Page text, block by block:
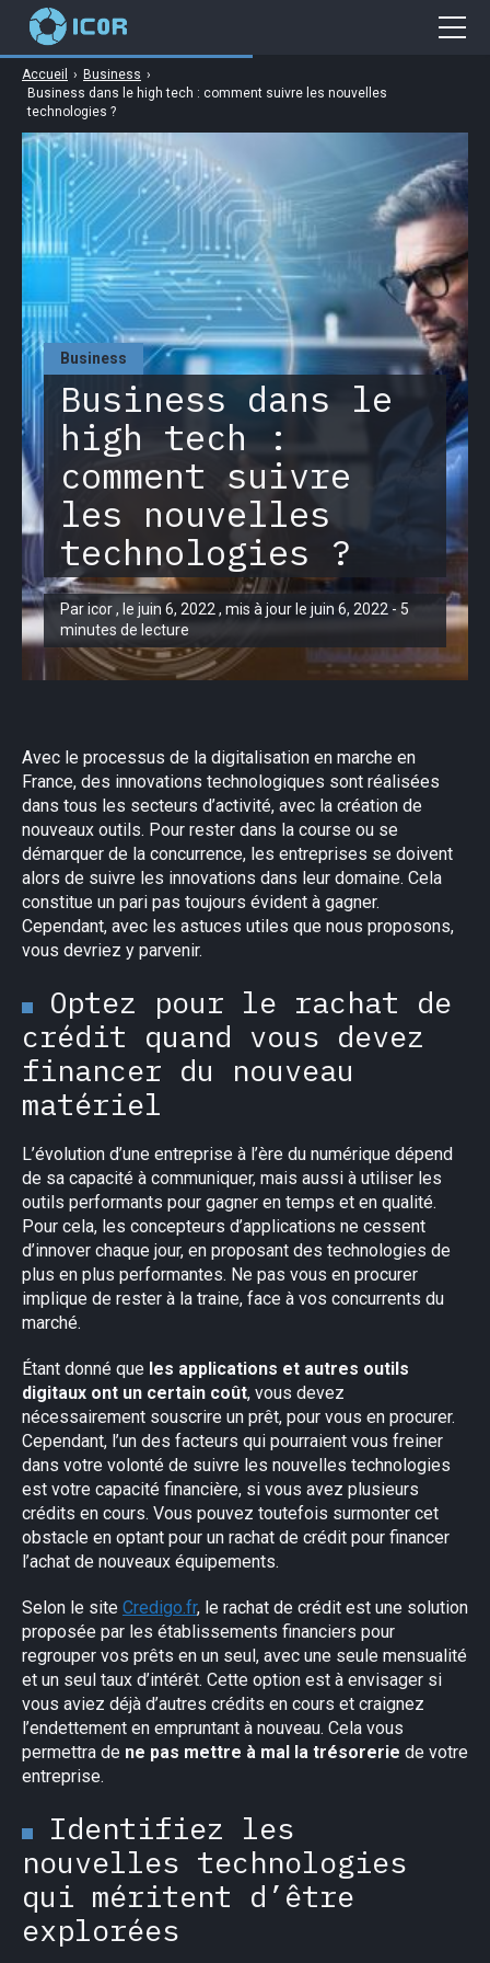
Business
Business dans le
high tech :
comment suivre
les nouvelles
technologies ?
Par icor , le juin 6, 2022 , mis à jour le juin 6, 2022 - 5
minutes de lecture
Accueil › Business ›
Business dans le high tech : comment suivre les nouvelles
technologies ?
Avec le processus de la digitalisation en marche en
France, des innovations technologiques sont réalisées
dans tous les secteurs d’activité, avec la création de
nouveaux outils. Pour rester dans la course ou se
démarquer de la concurrence, les entreprises se doivent
alors de suivre les innovations dans leur domaine. Cela
constitue un pari pas toujours évident à gagner.
Cependant, avec les astuces utiles que nous proposons,
vous devriez y parvenir.
Optez pour le rachat de
crédit quand vous devez
financer du nouveau
matériel
L’évolution d’une entreprise à l’ère du numérique dépend
de sa capacité à communiquer, mais aussi à utiliser les
outils performants pour gagner en temps et en qualité.
Pour cela, les concepteurs d’applications ne cessent
d’innover chaque jour, en proposant des technologies de
plus en plus performantes. Ne pas vous en procurer
implique de rester à la traine, face à vos concurrents du
marché.
Étant donné que les applications et autres outils
digitaux ont un certain coût, vous devez
nécessairement souscrire un prêt, pour vous en procurer.
Cependant, l’un des facteurs qui pourraient vous freiner
dans votre volonté de suivre les nouvelles technologies
est votre capacité financière, si vous avez plusieurs
crédits en cours. Vous pouvez toutefois surmonter cet
obstacle en optant pour un rachat de crédit pour financer
l’achat de nouveaux équipements.
Selon le site Credigo.fr, le rachat de crédit est une solution
proposée par les établissements financiers pour
regrouper vos prêts en un seul, avec une seule mensualité
et un seul taux d’intérêt. Cette option est à envisager si
vous aviez déjà d’autres crédits en cours et craignez
l’endettement en empruntant à nouveau. Cela vous
permettra de ne pas mettre à mal la trésorerie de votre
entreprise.
Identifiez les
nouvelles technologies
qui méritent d’être
explorées
Cybersécurité
Web
Business
High Tech